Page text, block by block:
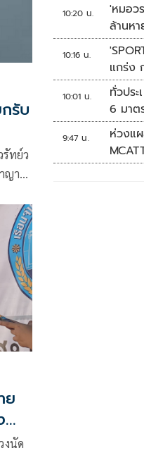
รับ
ทย์ว
ญา
รณ
อส
ย
งนัด
10:20 น.
'หมอว
ล้านห
ชาติ
10:16 น.
แกร่ง
ศึก 'ว
กีฬา
10:01 น.
ทั่วปร
6 มาต
ป้องกั
9:47 น.
ห่วงแ
แชร์ภ